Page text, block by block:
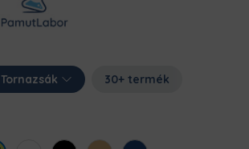
Tornazsák 30+ termék